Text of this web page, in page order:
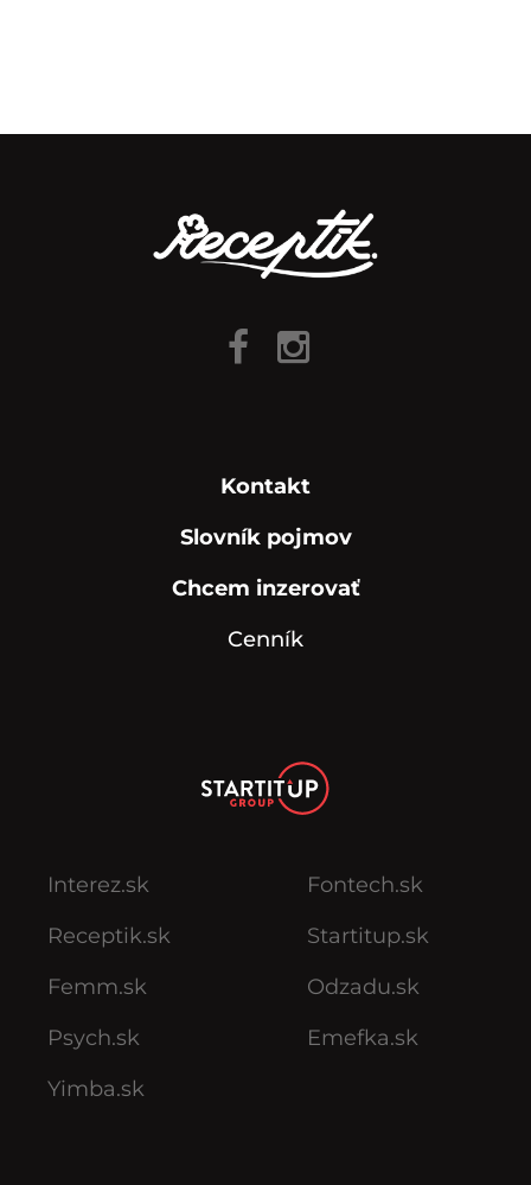
Kontakt
Slovník pojmov
Chcem inzerovať
Cenník
Interez.sk
Receptik.sk
Femm.sk
Psych.sk
Yimba.sk
Fontech.sk
Startitup.sk
Odzadu.sk
Emefka.sk